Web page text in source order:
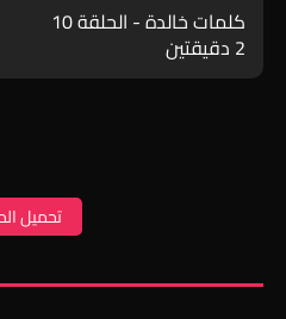
كلمات خالدة - الحلقة 10
2 دقيقتين
تحميل